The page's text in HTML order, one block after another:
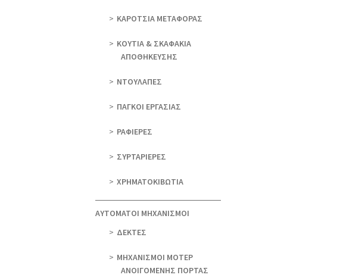
ΚΑΡΟΤΣΙΑ ΜΕΤΑΦΟΡΑΣ
ΚΟΥΤΙΑ & ΣΚΑΦΑΚΙΑ
ΑΠΟΘΗΚΕΥΣΗΣ
ΝΤΟΥΛΑΠΕΣ
ΠΑΓΚΟΙ ΕΡΓΑΣΙΑΣ
ΡΑΦΙΕΡΕΣ
ΣΥΡΤΑΡΙΕΡΕΣ
ΧΡΗΜΑΤΟΚΙΒΩΤΙΑ
ΑΥΤΟΜΑΤΟΙ ΜΗΧΑΝΙΣΜΟΙ
ΔΕΚΤΕΣ
ΜΗΧΑΝΙΣΜΟΙ ΜΟΤΕΡ
ΑΝΟΙΓΟΜΕΝΗΣ ΠΟΡΤΑΣ